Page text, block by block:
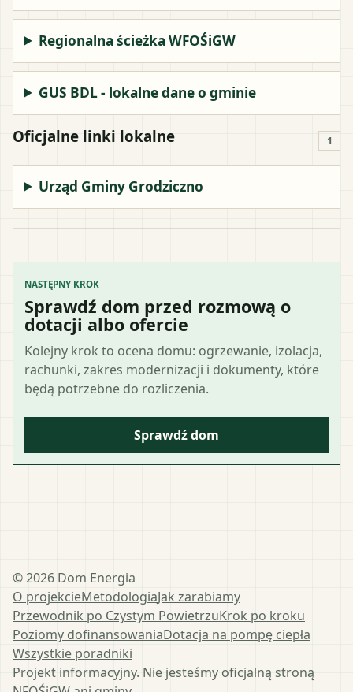
Regionalna ścieżka WFOŚiGW
GUS BDL - lokalne dane o gminie
Oficjalne linki lokalne 1
Urząd Gminy Grodziczno
NASTĘPNY KROK
Sprawdź dom przed rozmową o
dotacji albo ofercie
Kolejny krok to ocena domu: ogrzewanie, izolacja,
rachunki, zakres modernizacji i dokumenty, które
będą potrzebne do rozliczenia.
Sprawdź dom
©2026 Dom Energia
O projekcieMetodologiaJak zarabiamy
Przewodnik po Czystym PowietrzuKrok po kroku
Poziomy dofinansowaniaDotacja na pompę ciepła
Wszystkie poradniki
Projekt informacyjny. Nie jesteśmy oficjalną stroną